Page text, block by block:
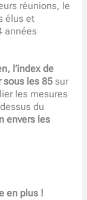
réunions, le
élus et
années
l’index de
sous les 85sur
les mesures
du
envers les
en plus !